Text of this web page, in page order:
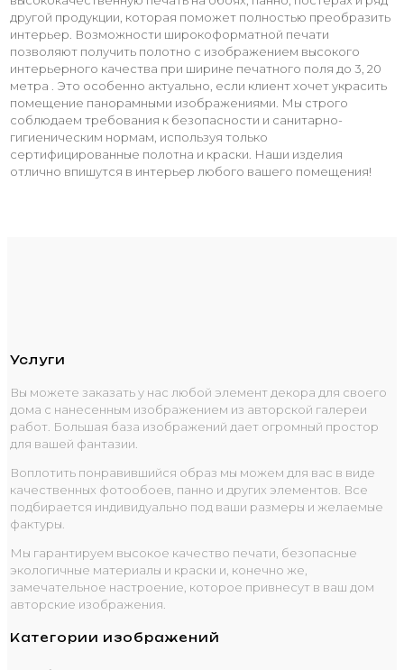
другой продукции, которая поможет полностью преобразить
интерьер. Возможности широкоформатной печати
позволяют получить полотно с изображением высокого
интерьерного качества при ширине печатного поля до 3, 20
метра . Это особенно актуально, если клиент хочет украсить
помещение панорамными изображениями. Мы строго
соблюдаем требования к безопасности и санитарно-
гигиеническим нормам, используя только
сертифицированные полотна и краски. Наши изделия
отлично впишутся в интерьер любого вашего помещения!
Услуги
Вы можете заказать у нас любой элемент декора для своего
дома с нанесенным изображением из авторской галереи
работ. Большая база изображений дает огромный простор
для вашей фантазии.
Воплотить понравившийся образ мы можем для вас в виде
качественных фотообоев, панно и других элементов. Все
подбирается индивидуально под ваши размеры и желаемые
фактуры.
Мы гарантируем высокое качество печати, безопасные
экологичные материалы и краски и, конечно же,
замечательное настроение, которое привнесут в ваш дом
авторские изображения.
Категории изображений